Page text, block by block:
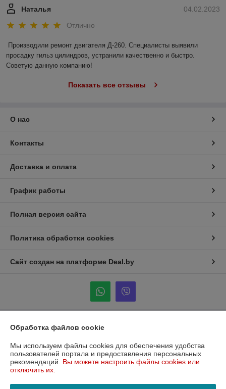
04.02.2023
Наталья
Отлично
Производили ремонт двигателя Д-260. Специалисты выявили
просадку гильз цилиндров, устранили качественно и быстро.
Советую данную компанию!
Показать все отзывы
О нас
Контакты
Доставка и оплата
График работы
Полная версия сайта
Политика обработки cookies
Сайт создан на платформе Deal.by
Информация для покупателя
Юридическое лицо:Общество с ограниченной ответственностью
«Фудворк»
223053, Минская обл., Минский р-н, Боровлянский с/с, д. Боровляны,
ул. 40 лет Победы, 5Б, каб. № 206
Обработка файлов cookie
Мы используем файлы cookies для обеспечения удобства
пользователей портала и предоставления персональных
рекомендаций. Вы можете настроить файлы cookies или
отключить их.